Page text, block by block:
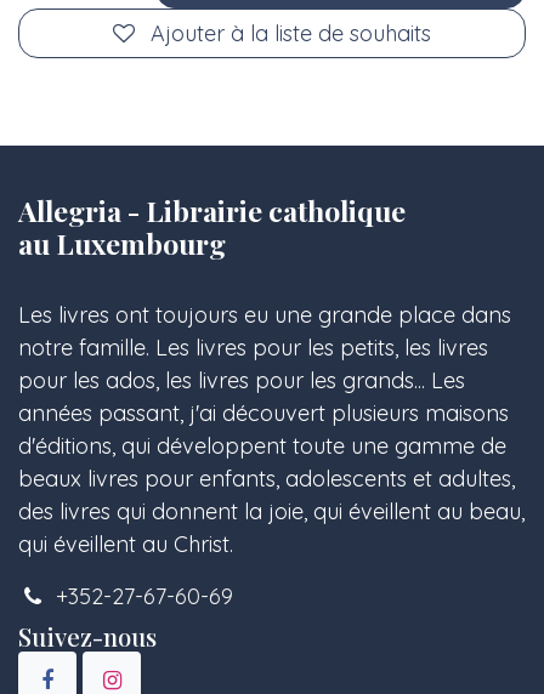
Ajouter à la liste de souhaits
Allegria - Librairie catholique
au Luxembourg
Les livres ont toujours eu une grande place dans
notre famille. Les livres pour les petits, les livres
pour les ados, les livres pour les grands... Les
années passant, j'ai découvert plusieurs maisons
d'éditions, qui développent toute une gamme de
beaux livres pour enfants, adolescents et adultes,
des livres qui donnent la joie, qui éveillent au beau,
qui éveillent au Christ.
+352-27-67-60-69
Suivez-nous